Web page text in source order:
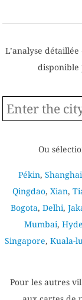
L’analyse
disponible
Ou
Pékin, Shanghai
Qingdao, Xian,
Bogota, Delhi,
Mumbai,
Singapore, Kuala-
Pour les autres